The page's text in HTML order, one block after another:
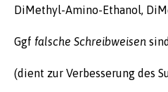
DiMethyl-Amino-Ethanol,
Ggf falsche Schreibweisen
(dient zur Verbesserung des